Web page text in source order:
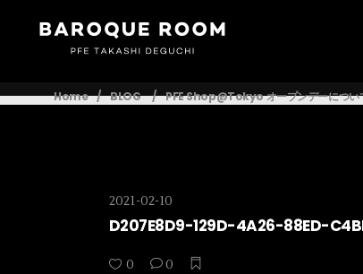
Home / BLOG / PFE Shop@Tokyo オープンデーについ
2021-02-10
D207E8D9-129D-4A26-88ED-
0 0